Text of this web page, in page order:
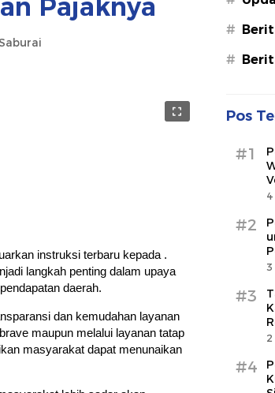
Pajaknya
instruksi terbaru kepada .
langkah penting dalam upaya
daerah.
dan kemudahan layanan
maupun melalui layanan tatap
masyarakat dapat menunaikan
#
#
Pos
#1
4
#2
3
#3
2
#4